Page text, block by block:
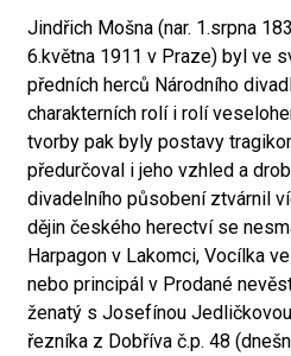
Jindřich Mošna (nar. 1.srpna
6.května 1911 v Praze) byl ve
předních herců Národního
charakterních rolí i rolí
tvorby pak byly postavy
předurčoval i jeho vzhled a
divadelního působení ztvárnil
dějin českého herectví se
Harpagon v Lakomci, Vocílka
nebo principál v Prodané
ženatý s Josefínou
řezníka z Dobříva č.p. 48